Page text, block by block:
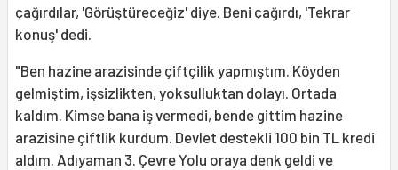
çağırdılar, 'Görüştüreceğiz' diye. Beni çağırdı, 'Tekrar
konuş' dedi.
"Ben hazine arazisinde çiftçilik yapmıştım. Köyden
gelmiştim, işsizlikten, yoksulluktan dolayı. Ortada
kaldım. Kimse bana iş vermedi, bende gittim hazine
arazisine çiftlik kurdum. Devlet destekli 100 bin TL kredi
aldım. Adıyaman 3. Çevre Yolu oraya denk geldi ve